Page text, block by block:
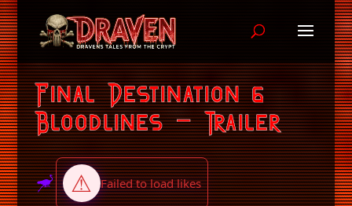
Final Destination 6
Bloodlines – Trailer